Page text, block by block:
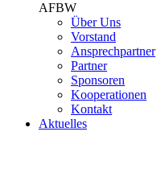
AFBW
Über Uns
Vorstand
Ansprechpartner
Partner
Sponsoren
Kooperationen
Kontakt
Aktuelles